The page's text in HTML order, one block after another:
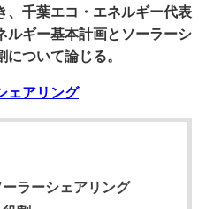
、千葉エコ・エネルギー代表
ルギー基本計画とソーラーシ
ついて論じる。
ェアリング
ラーシェアリング